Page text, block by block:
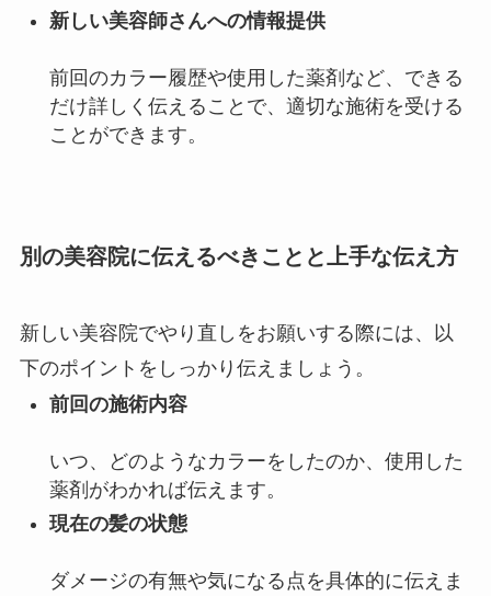
新しい美容師さんへの情報提供
前回のカラー履歴や使用した薬剤など、できる
だけ詳しく伝えることで、適切な施術を受ける
ことができます。
別の美容院に伝えるべきことと上手な伝え方
新しい美容院でやり直しをお願いする際には、以
下のポイントをしっかり伝えましょう。
前回の施術内容
いつ、
どのようなカラーをしたのか、使用した
薬剤がわかれば伝えます。
現在の髪の状態
ダメージの有無や気になる点 を具体的に伝えま